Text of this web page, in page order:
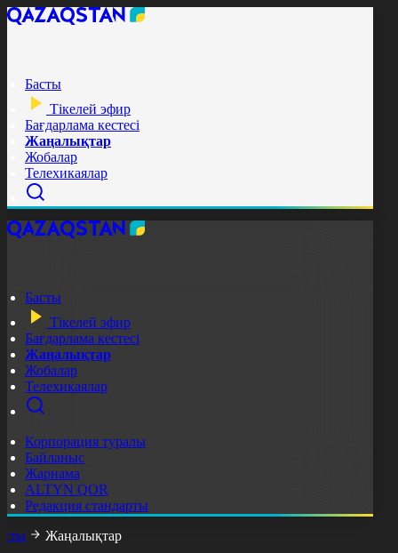
Басты
Тікелей эфир
Бағдарлама кестесі
Жаңалықтар
Жобалар
Телехикаялар
Басты
Тікелей эфир
Бағдарлама кестесі
Жаңалықтар
Жобалар
Телехикаялар
Корпорация туралы
Байланыс
Жарнама
ALTYN QOR
Редакция стандарты
Жаңалықтар